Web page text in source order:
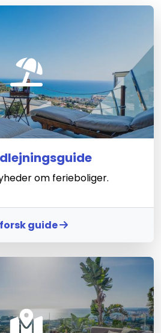
om ferieboliger.
guide